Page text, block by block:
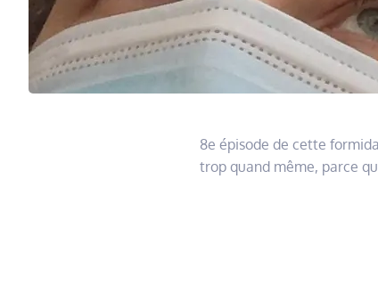
8e épisode de cette
trop quand même, parce